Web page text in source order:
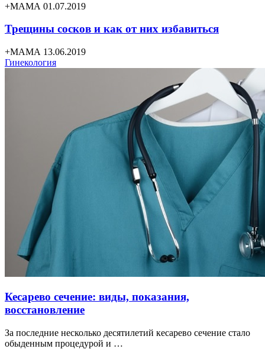
+МАМА 01.07.2019
Трещины сосков и как от них избавиться
+МАМА 13.06.2019
Гинекология
Кесарево сечение: виды, показания,
восстановление
За последние несколько десятилетий кесарево сечение стало
обыденным процедурой и …